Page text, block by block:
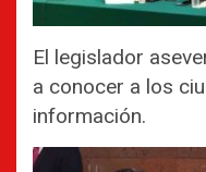
El legislador
a conocer a los
información.